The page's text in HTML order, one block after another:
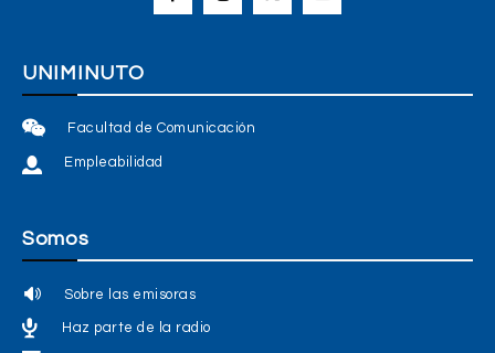
UNIMINUTO
Facultad de Comunicación
Empleabilidad
Somos
Sobre las emisoras
Haz parte de la radio